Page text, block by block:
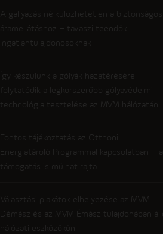
A gallyazás nélkülözhetetlen a biztonságos
áramellátáshoz – tavaszi teendők
ingatlantulajdonosoknak
Így készülünk a gólyák hazatérésére –
folytatódik a legkorszerűbb gólyavédelmi
technológia tesztelése az MVM hálózatán
Fontos tájékoztatás az Otthoni
Energiatároló Programmal kapcsolatban – a
támogatás is múlhat rajta
Választási plakátok elhelyezése az MVM
Démász és az MVM Émász tulajdonában álló
hálózati eszközökön